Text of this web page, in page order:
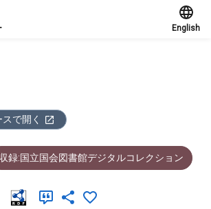
English
で開く
収録:国立国会図書館デジタルコレクション